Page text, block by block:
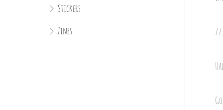
Stickers
Zines